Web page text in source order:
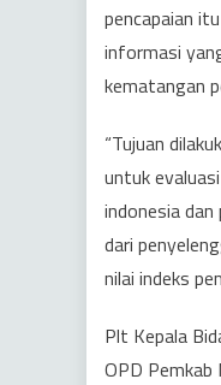
pencapaian
informasi
kematangan
“Tujuan
untuk
indonesia
dari
nilai indeks
Plt Kepala
OPD Pemkab